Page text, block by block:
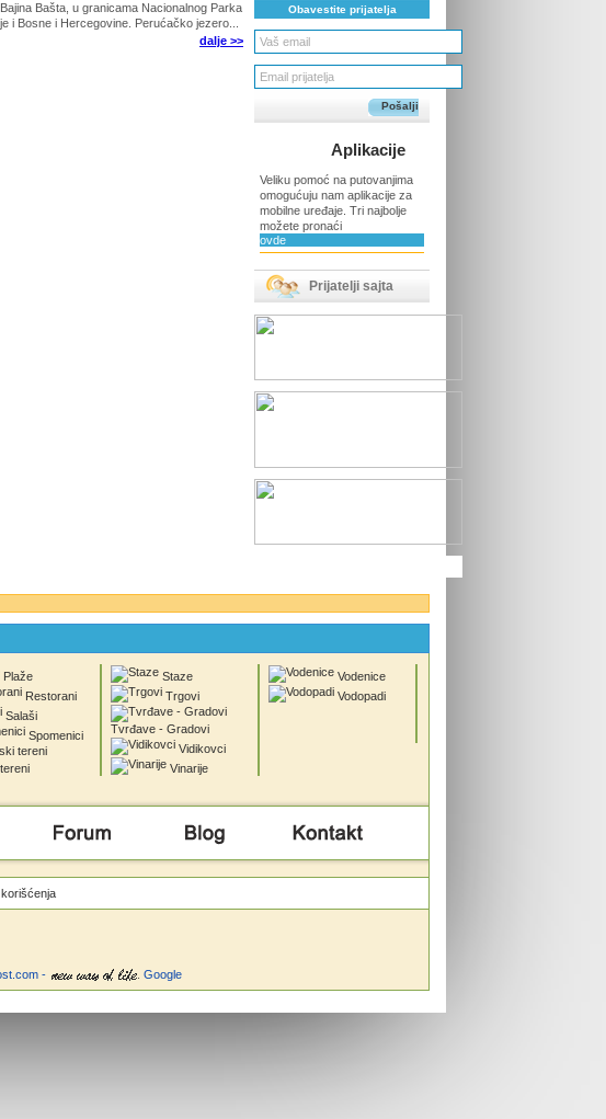
Bašta, u granicama Nacionalnog Parka
i Bosne i Hercegovine. Perućačko jezero...
dalje >>
Obavestite prijatelja
Pošalji
Aplikacije
Veliku pomoć na putovanjima
omogućuju nam aplikacije za
mobilne uređaje. Tri najbolje
možete pronaći
ovde
Prijatelji sajta
Plaže
Restorani
Salaši
Spomenici
Staze
Trgovi
Tvrđave - Gradovi
Vidikovci
Vinarije
Vodenice
Vodopadi
- . Google